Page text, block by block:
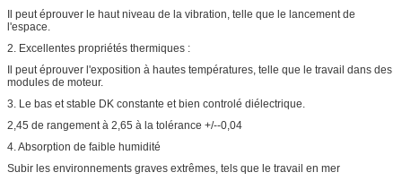
Il peut éprouver le haut niveau de la vibration, telle que le lancement de
l'espace.
2. Excellentes propriétés thermiques :
Il peut éprouver l'exposition à hautes températures, telle que le travail dans des
modules de moteur.
3. Le bas et stable DK constante et bien controlé diélectrique.
2,45 de rangement à 2,65 à la tolérance +/--0,04
4. Absorption de faible humidité
Subir les environnements graves extrêmes, tels que le travail en mer